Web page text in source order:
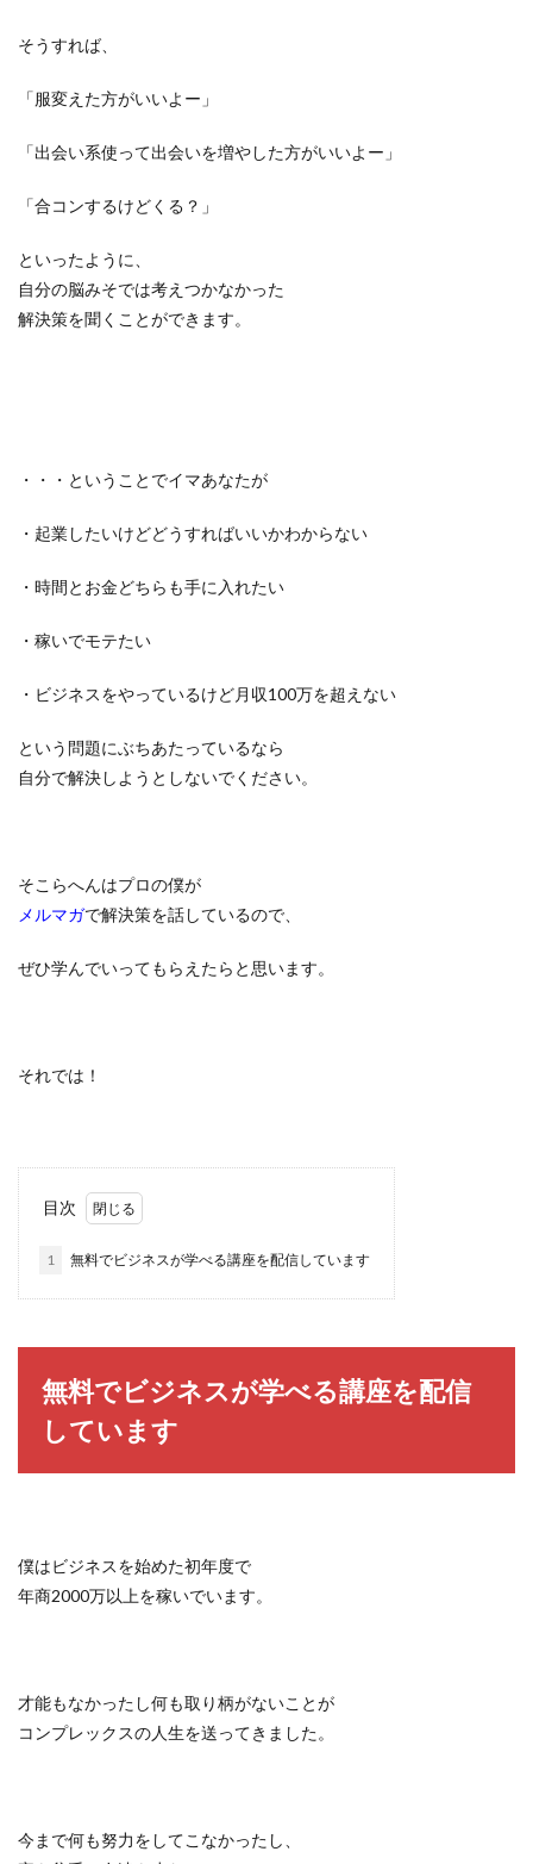
そうすれば、
「服変えた方がいいよー」
「出会い系使って出会いを増やした方がいいよー」
「合コンするけどくる？」
といったように、
自分の脳みそでは考えつかなかった
解決策を聞くことができます。
・・・ということでイマあなたが
・起業したいけどどうすればいいかわからない
・時間とお金どちらも手に入れたい
・稼いでモテたい
・ビジネスをやっているけど月収100万を超えない
という問題にぶちあたっているなら
自分で解決しようとしないでください。
そこらへんはプロの僕が
メルマガで解決策を話しているので、
ぜひ学んでいってもらえたらと思います。
それでは！
目次
1 無料でビジネスが学べる講座を配信しています
無料でビジネスが学べる講座を配信
しています
僕はビジネスを始めた初年度で
年商2000万以上を稼いでいます。
才能もなかったし何も取り柄がないことが
コンプレックスの人生を送ってきました。
今まで何も努力をしてこなかったし、